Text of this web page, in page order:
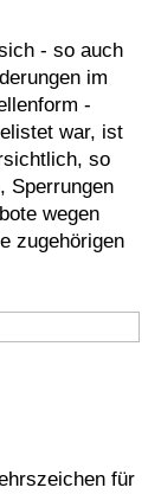
- so auch
im
-
war, ist
so
Sperrungen
wegen
zugehörigen
für